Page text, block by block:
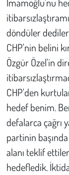
İmamoğlu'nu
döndüler dediler
CHP'nin belini
Özgür Özel'in
CHP'den
hedef benim.
defalarca çağrı
partinin
alanı teklif
hedefledik.